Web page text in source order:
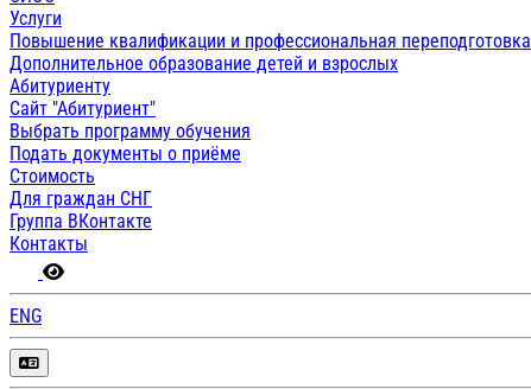
Услуги
Повышение квалификации и профессиональная переподготовка
Дополнительное образование детей и взрослых
Абитуриенту
Сайт "Абитуриент"
Выбрать программу обучения
Подать документы о приёме
Стоимость
Для граждан СНГ
Группа ВКонтакте
Контакты
ENG